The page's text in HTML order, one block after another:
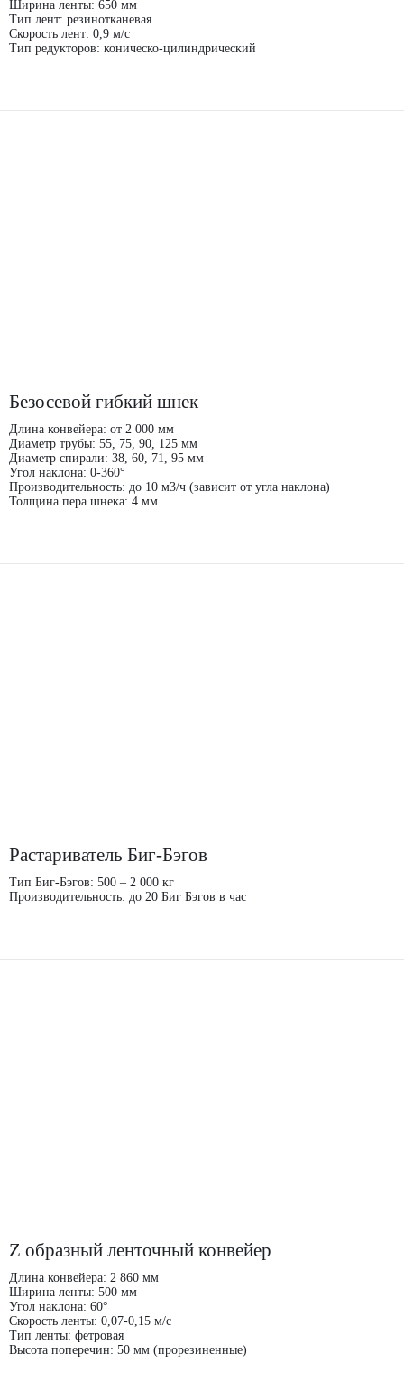
Ширина ленты: 650 мм
Тип лент: резинотканевая
Скорость лент: 0,9 м/с
Тип редукторов: коническо-цилиндрический
Безосевой гибкий шнек
Длина конвейера: от 2 000 мм
Диаметр трубы: 55, 75, 90, 125 мм
Диаметр спирали: 38, 60, 71, 95 мм
Угол наклона: 0-360°
Производительность: до 10 м3/ч (зависит от угла наклона)
Толщина пера шнека: 4 мм
Растариватель Биг-Бэгов
Тип Биг-Бэгов: 500 – 2 000 кг
Производительность: до 20 Биг Бэгов в час
Z образный ленточный конвейер
Длина конвейера: 2 860 мм
Ширина ленты: 500 мм
Угол наклона: 60°
Скорость ленты: 0,07-0,15 м/с
Тип ленты: фетровая
Высота поперечин: 50 мм (прорезиненные)